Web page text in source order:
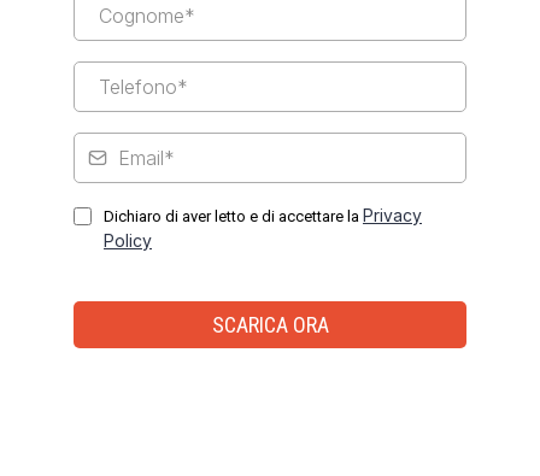
Dichiaro di aver letto e di accettare la Privacy
Policy
SCARICA ORA